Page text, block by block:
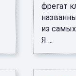
фрегат
из
Я ...